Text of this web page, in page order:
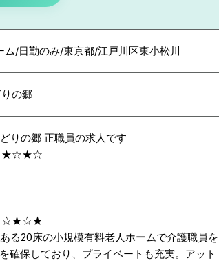
/日勤のみ/東京都/江戸川区東小松川
の郷
りの郷 正職員の求人です
★☆★☆
る20床の小規模有料老人ホームで介護職員を
確保しており、プライベートも充実。アット